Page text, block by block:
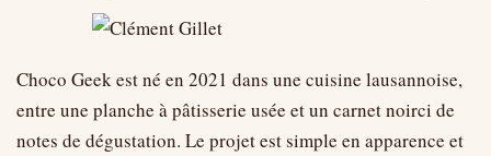
Choco Geek est né en 2021 dans une cuisine lausannoise,
entre une planche à pâtisserie usée et un carnet noirci de
notes de dégustation. Le projet est simple en apparence et